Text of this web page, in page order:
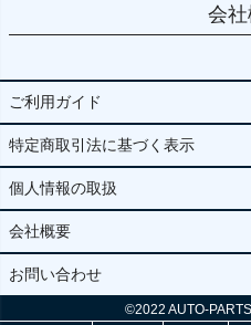
会
ご利用ガイド
特定商取引法に基づく表示
個人情報の取扱
会社概要
お問い合わせ
©2022 AUTO-